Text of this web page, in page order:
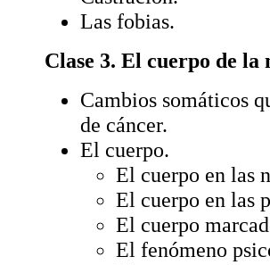
Las fobias.
Clase 3. El cuerpo de
Cambios somáticos
de cáncer.
El cuerpo.
El cuerpo en las
El cuerpo en las
El cuerpo
El fenómeno